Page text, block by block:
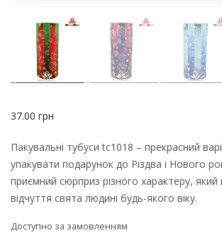
37.00 грн
Пакувальні тубуси tc1018 – прекрасний
упакувати подарунок до Різдва і Нового
приємний сюрприз різного характеру, який
відчуття свята людині будь-якого віку.
Доступно за замовленням